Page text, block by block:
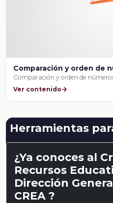
Comparación y orden de
Comparación y orden de
Ver contenido
Herramientas
¿Ya conoces al
Recursos
Dirección
CREA ?